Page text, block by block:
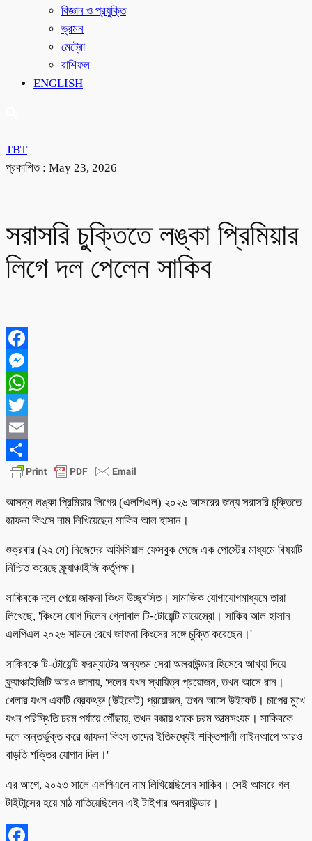
বিজ্ঞান ও প্রযুক্তি
ভ্রমন
মেট্রো
রাশিফল
ENGLISH
TBT
প্রকাশিত : May 23, 2026
সরাসরি চুক্তিতে লঙ্কা প্রিমিয়ার
লিগে দল পেলেন সাকিব
Facebook
Messenger
WhatsApp
Twitter
Email
Share
আসন্ন লঙ্কা প্রিমিয়ার লিগের (এলপিএল) ২০২৬ আসরের জন্য সরাসরি চুক্তিতে
জাফনা কিংসে নাম লিখিয়েছেন সাকিব আল হাসান।
শুক্রবার (২২ মে) নিজেদের অফিসিয়াল ফেসবুক পেজে এক পোস্টের মাধ্যমে বিষয়টি
নিশ্চিত করেছে ফ্র্যাঞ্চাইজি কর্তৃপক্ষ।
সাকিবকে দলে পেয়ে জাফনা কিংস উচ্ছ্বসিত। সামাজিক যোগাযোগমাধ্যমে তারা
লিখেছে, 'কিংসে যোগ দিলেন গ্লোবাল টি-টোয়েন্টি মায়েস্ত্রো। সাকিব আল হাসান
এলপিএল ২০২৬ সামনে রেখে জাফনা কিংসের সঙ্গে চুক্তি করেছেন।'
সাকিবকে টি-টোয়েন্টি ফরম্যাটের অন্যতম সেরা অলরাউন্ডার হিসেবে আখ্যা দিয়ে
ফ্র্যাঞ্চাইজিটি আরও জানায়, 'দলের যখন স্থায়িত্ব প্রয়োজন, তখন আসে রান।
খেলার যখন একটি ব্রেকথ্রু (উইকেট) প্রয়োজন, তখন আসে উইকেট। চাপের মুখে
যখন পরিস্থিতি চরম পর্যায়ে পৌঁছায়, তখন বজায় থাকে চরম আত্মসংযম। সাকিবকে
দলে অন্তর্ভুক্ত করে জাফনা কিংস তাদের ইতিমধ্যেই শক্তিশালী লাইনআপে আরও
বাড়তি শক্তির যোগান দিল।'
এর আগে, ২০২৩ সালে এলপিএলে নাম লিখিয়েছিলেন সাকিব। সেই আসরে গল
টাইটান্সের হয়ে মাঠ মাতিয়েছিলেন এই টাইগার অলরাউন্ডার।